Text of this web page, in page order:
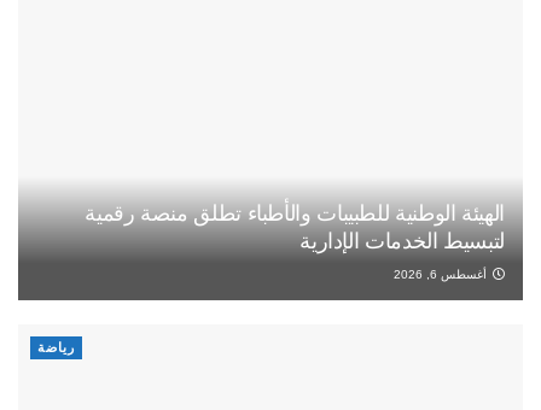
الهيئة الوطنية للطبيبات والأطباء تطلق منصة رقمية
لتبسيط الخدمات الإدارية
أغسطس 6, 2026
رياضة